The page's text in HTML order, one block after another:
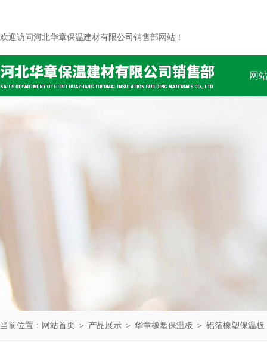
欢迎访问河北华章保温建材有限公司销售部网站！
网
当前位置： 网站首页 ＞ 产品展示 ＞ 华章橡塑保温板 ＞ 铝箔橡塑保温板